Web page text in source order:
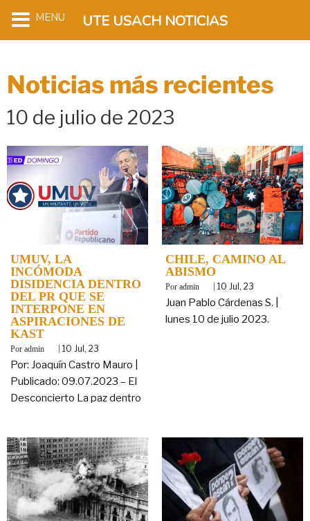
Noticias más recientes
10 de julio de 2023
UMUV, LA
INCÓMODA
DISIDENCIA DENTRO
DEL PR QUE SE
INTERPONE EN
ASPIRACIONES DE
KAST
By admin 10 Jul, 23
Por: Joaquín Castro Mauro |
Publicado: 09.07.2023 – El
Desconcierto La paz dentro
CHILE, CAMINO AL
ABISMO
By admin 10 Jul, 23
Juan Pablo Cárdenas S. |
lunes 10 de julio 2023.
MENU UTE USACH NOTICIAS